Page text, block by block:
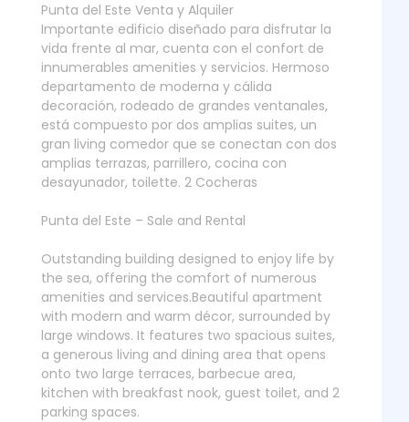
Punta del Este Venta y Alquiler
Importante edificio diseñado para disfrutar la
vida frente al mar, cuenta con el confort de
innumerables amenities y servicios. Hermoso
departamento de moderna y cálida
decoración, rodeado de grandes ventanales,
está compuesto por dos amplias suites, un
gran living comedor que se conectan con dos
amplias terrazas, parrillero, cocina con
desayunador, toilette. 2 Cocheras
Punta del Este – Sale and Rental
Outstanding building designed to enjoy life by
the sea, offering the comfort of numerous
amenities and services.Beautiful apartment
with modern and warm décor, surrounded by
large windows. It features two spacious suites,
a generous living and dining area that opens
onto two large terraces, barbecue area,
kitchen with breakfast nook, guest toilet, and 2
parking spaces.